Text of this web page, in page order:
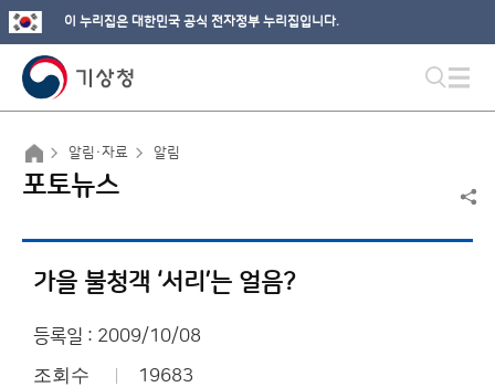
이 누리집은 대한민국 공식 전자정부 누리집입니다.
알림·자료 알림
포토뉴스
가을 불청객 ‘서리’는 얼음?
등록일 : 2009/10/08
조회수 19683